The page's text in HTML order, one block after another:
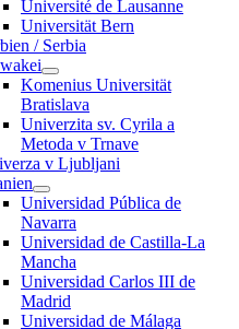
Université de Lausanne
Universität Bern
/ Serbia
Komenius Universität
Bratislava
Univerzita sv. Cyrila a
Metoda v Trnave
v Ljubljani
Universidad Pública de
Navarra
Universidad de Castilla-La
Mancha
Universidad Carlos III de
Madrid
Universidad de Málaga